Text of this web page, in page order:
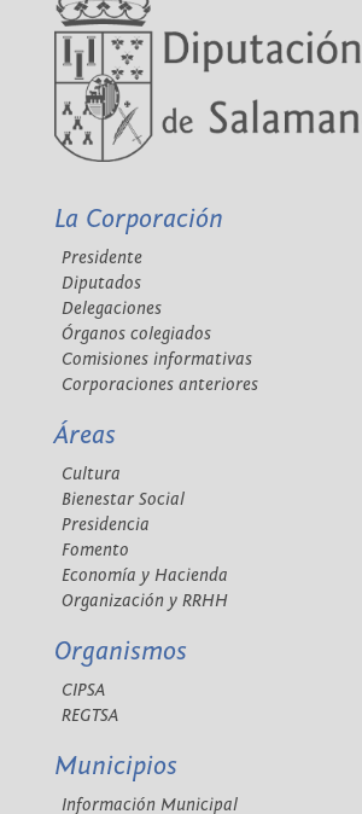
La Corporación
Presidente
Diputados
Delegaciones
Órganos colegiados
Comisiones informativas
Corporaciones anteriores
Áreas
Cultura
Bienestar Social
Presidencia
Fomento
Economía y Hacienda
Organización y RRHH
Organismos
CIPSA
REGTSA
Municipios
Información Municipal